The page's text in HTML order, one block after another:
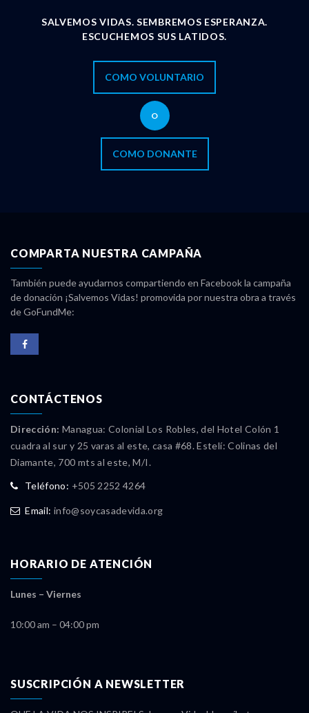
SALVEMOS VIDAS. SEMBREMOS ESPERANZA.
ESCUCHEMOS SUS LATIDOS.
COMO VOLUNTARIO
O
COMO DONANTE
COMPARTA NUESTRA CAMPAÑA
También puede ayudarnos compartiendo en Facebook la campaña
de donación ¡Salvemos Vidas! promovida por nuestra obra a través
de GoFundMe:
CONTÁCTENOS
Dirección: Managua: Colonial Los Robles, del Hotel Colón 1
cuadra al sur y 25 varas al este, casa #68. Estelí: Colinas del
Diamante, 700 mts al este, M/I.
Teléfono: +505 2252 4264
Email: info@soycasadevida.org
HORARIO DE ATENCIÓN
Lunes – Viernes
10:00 am – 04:00 pm
SUSCRIPCIÓN A NEWSLETTER